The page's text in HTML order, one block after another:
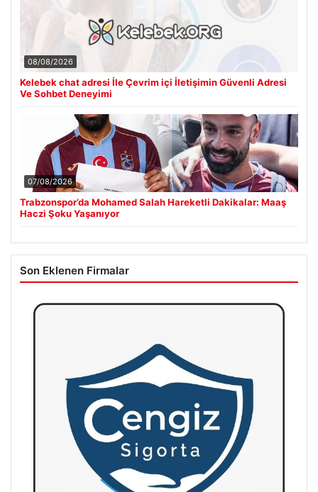
08/08/2026
Kelebek chat adresi İle Çevrim içi İletişimin Güvenli Adresi
Ve Sohbet Deneyimi
07/08/2026
Trabzonspor’da Mohamed Salah Hareketli Dakikalar: Maaş
Haczi Şoku Yaşanıyor
Son Eklenen Firmalar